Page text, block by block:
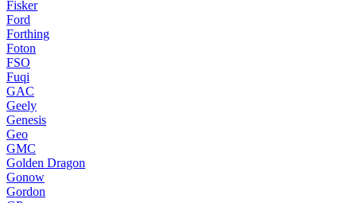
Fisker
Ford
Forthing
Foton
FSO
Fuqi
GAC
Geely
Genesis
Geo
GMC
Golden Dragon
Gonow
Gordon